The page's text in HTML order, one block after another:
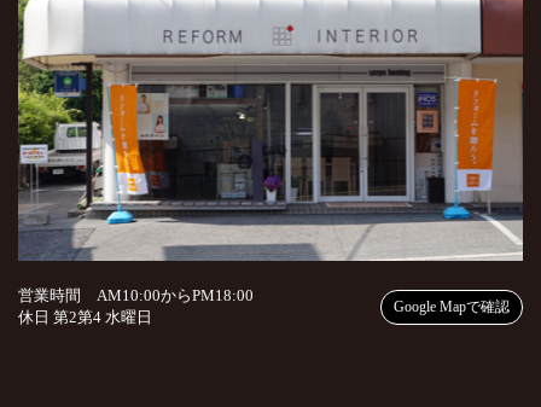
営業時間 AM10:00からPM18:00
休日 第2第4 水曜日
Google Mapで確認